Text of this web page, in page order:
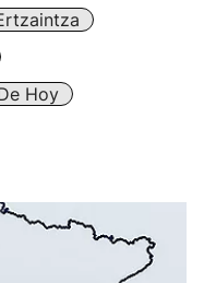
Hoy